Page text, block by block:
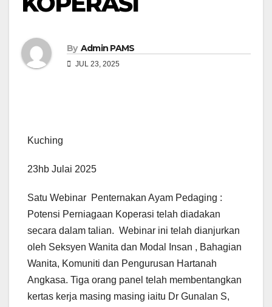
By Admin PAMS
JUL 23, 2025
Kuching
23hb Julai 2025
Satu Webinar Penternakan Ayam Pedaging :
Potensi Perniagaan Koperasi telah diadakan
secara dalam talian. Webinar ini telah dianjurkan
oleh Seksyen Wanita dan Modal Insan , Bahagian
Wanita, Komuniti dan Pengurusan Hartanah
Angkasa. Tiga orang panel telah membentangkan
kertas kerja masing masing iaitu Dr Gunalan S,